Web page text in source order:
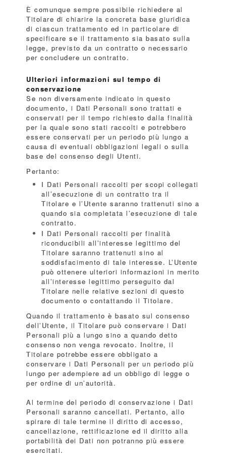
È comunque sempre possibile richiedere al
Titolare di chiarire la concreta base giuridica
di ciascun trattamento ed in particolare di
specificare se il trattamento sia basato sulla
legge, previsto da un contratto o necessario
per concludere un contratto.
Ulteriori informazioni sul tempo di
conservazione
Se non diversamente indicato in questo
documento, i Dati Personali sono trattati e
conservati per il tempo richiesto dalla finalità
per la quale sono stati raccolti e potrebbero
essere conservati per un periodo più lungo a
causa di eventuali obbligazioni legali o sulla
base del consenso degli Utenti.
Pertanto:
I Dati Personali raccolti per scopi collegati
all’esecuzione di un contratto tra il
Titolare e l’Utente saranno trattenuti sino a
quando sia completata l’esecuzione di tale
contratto.
I Dati Personali raccolti per finalità
riconducibili all’interesse legittimo del
Titolare saranno trattenuti sino al
soddisfacimento di tale interesse. L’Utente
può ottenere ulteriori informazioni in merito
all’interesse legittimo perseguito dal
Titolare nelle relative sezioni di questo
documento o contattando il Titolare.
Quando il trattamento è basato sul consenso
dell’Utente, il Titolare può conservare i Dati
Personali più a lungo sino a quando detto
consenso non venga revocato. Inoltre, il
Titolare potrebbe essere obbligato a
conservare i Dati Personali per un periodo più
lungo per adempiere ad un obbligo di legge o
per ordine di un’autorità.
Al termine del periodo di conservazione i Dati
Personali saranno cancellati. Pertanto, allo
spirare di tale termine il diritto di accesso,
cancellazione, rettificazione ed il diritto alla
portabilità dei Dati non potranno più essere
esercitati.